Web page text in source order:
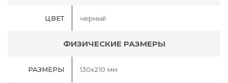
ЦВЕТ черный
ФИЗИЧЕСКИЕ РАЗМЕРЫ
РАЗМЕРЫ 130x210 мм